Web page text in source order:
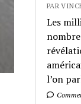
PAR
Les
l’on